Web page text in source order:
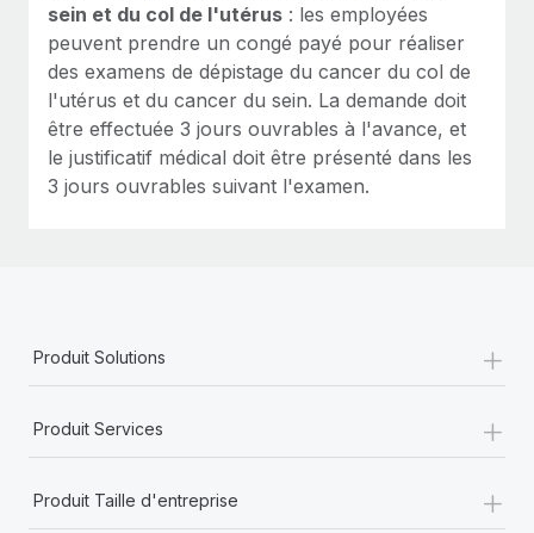
sein et du col de l'utérus : les employées
peuvent prendre un congé payé pour réaliser
des examens de dépistage du cancer du col de
l'utérus et du cancer du sein. La demande doit
être effectuée 3 jours ouvrables à l'avance, et
le justificatif médical doit être présenté dans les
3 jours ouvrables suivant l'examen.
Produit Solutions +
Produit Services +
Produit Taille d'entreprise +